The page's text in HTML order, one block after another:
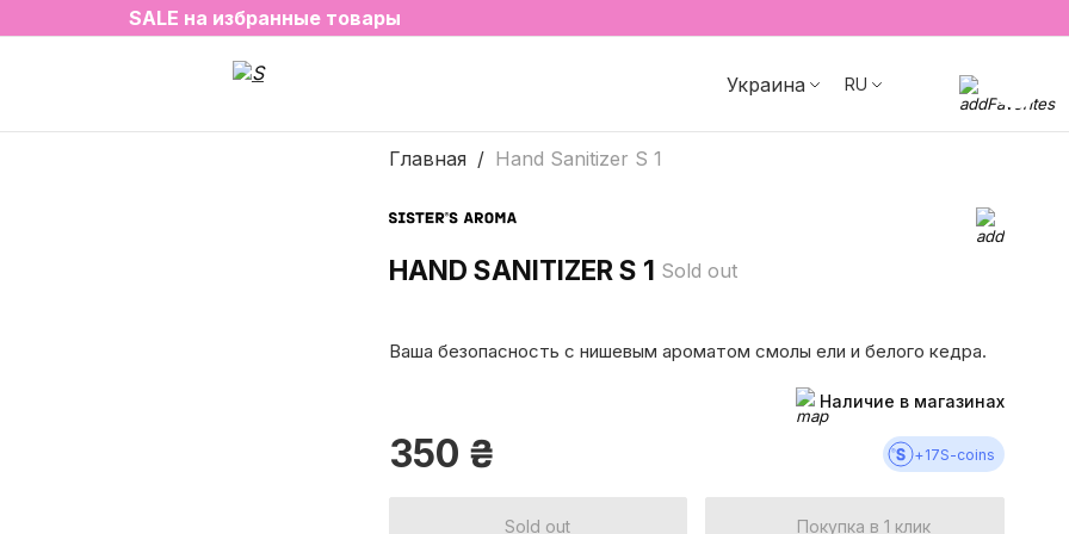
2=3 на любимые ароматы для дома✨
SALE на избранные товары
Украина RU
Главная Hand Sanitizer S 1
HAND SANITIZER S 1 Sold out
Ваша безопасность с нишевым ароматом смолы ели и белого кедра.
Наличие в магазинах
350 ₴ +17S-coins
Sold out Покупка в 1 клик